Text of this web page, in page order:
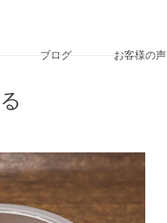
ブログ お客様の声